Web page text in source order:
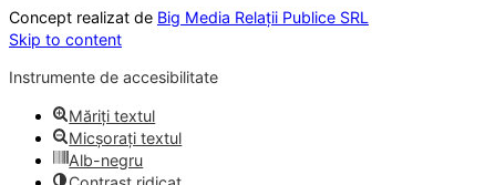
Concept realizat de Big Media Relații Publice SRL
Skip to content
Instrumente de accesibilitate
Măriți textul
Micșorați textul
Alb-negru